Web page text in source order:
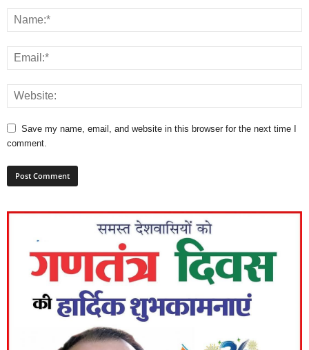
Save my name, email, and website in this browser for the next time I
comment.